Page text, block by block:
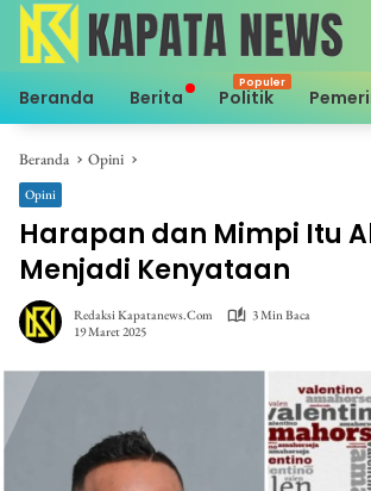
Langsung
konten
Beranda Berita Politik
Beranda Opini
Opini
Harapan dan Mimpi Itu
Menjadi Kenyataan
Redaksi Kapatanews.com
3 Min Baca
19 Maret 2025